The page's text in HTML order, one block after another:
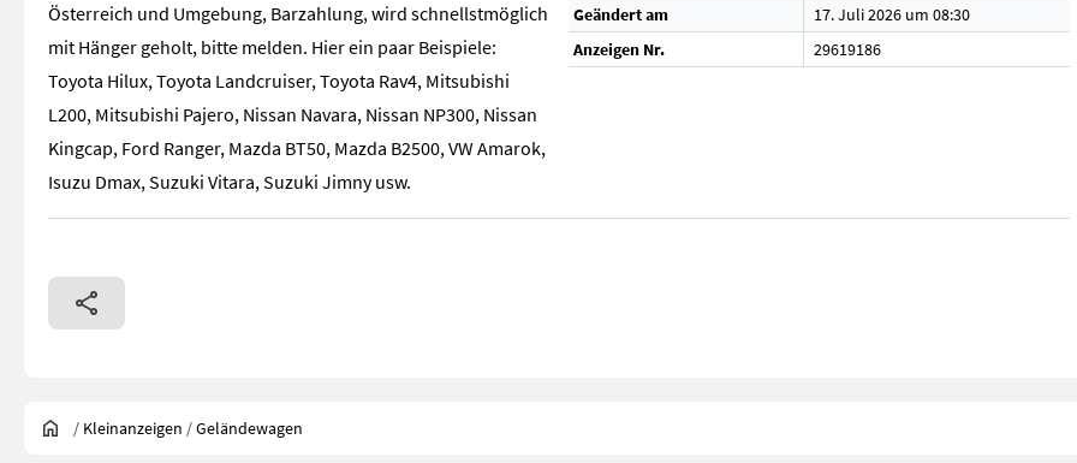
Österreich und Umgebung, Barzahlung, wird schnellstmöglich
mit Hänger geholt, bitte melden. Hier ein paar Beispiele:
Toyota Hilux, Toyota Landcruiser, Toyota Rav4, Mitsubishi
L200, Mitsubishi Pajero, Nissan Navara, Nissan NP300, Nissan
Kingcap, Ford Ranger, Mazda BT50, Mazda B2500, VW Amarok,
Isuzu Dmax, Suzuki Vitara, Suzuki Jimny usw.
Geändert am
17. Juli 2026 um 08:30
Anzeigen Nr.
29619186
/ Kleinanzeigen /Geländewagen